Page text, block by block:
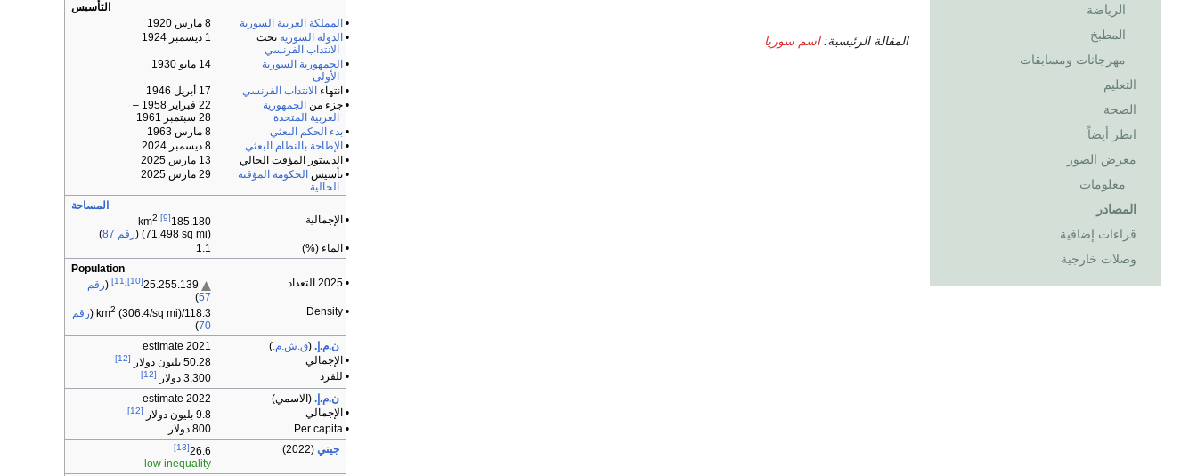
الرياضة
المطبخ
مهرجانات ومسابقات
التعليم
الصحة
انظر أيضاً
معرض الصور
معلومات
المصادر
قراءات إضافية
وصلات خارجية
التأسيس
• المملكة العربية السورية
8 مارس 1920
• الدولة السورية تحت
الانتداب الفرنسي
1 ديسمبر 1924
• الجمهورية السورية
الأولى
14 مايو 1930
• انتهاء الانتداب الفرنسي
17 أبريل 1946
• جزء من الجمهورية
العربية المتحدة
22 فبراير 1958
–
28 سبتمبر 1961
•بدء الحكم البعثي
8 مارس 1963
• الإطاحة بالنظام البعثي
8 ديسمبر 2024
• الدستور المؤقت الحالي
13 مارس 2025
• تأسيس الحكومة المؤقتة
الحالية
29 مارس 2025
المساحة
• الإجمالية
185.180
[9]
2
(71.498 sq mi) ( رقم 87
)
• الماء (%)
1.1
Population
• 2025 التعداد
25.255.139
[10]
[11]
(رقم
57
)
• Density
118.3/km
2 (306.4/sq mi) (
رقم
70
)
ن.م.إ. (ق.ش.م.)
2021 estimate
• الإجمالي
50.28 بليون دولار [12]
• للفرد 3.300 دولار [12]
ن.م.إ. (الاسمي)
2022 estimate
• الإجمالي
9.8 بليون دولار [12]
• Per capita
800 دولار
جيني (2022)
26.6
[13]
low inequality
المقالة الرئيسية:اسم سوريا